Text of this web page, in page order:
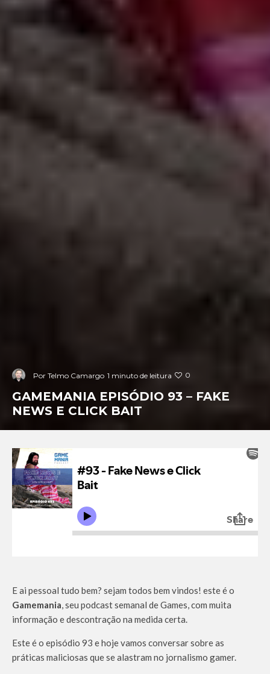
Por Telmo Camargo 1 minuto de leitura 0
GAMEMANIA EPISÓDIO 93 – FAKE
NEWS E CLICK BAIT
E ai pessoal tudo bem? sejam todos bem vindos! este é o
Gamemania, seu podcast semanal de Games, com muita
informação e descontração na medida certa.
Este é o episódio 93 e hoje vamos conversar sobre as
práticas maliciosas que se alastram no jornalismo gamer.